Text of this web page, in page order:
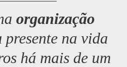
organização
presente na vida
há mais de um